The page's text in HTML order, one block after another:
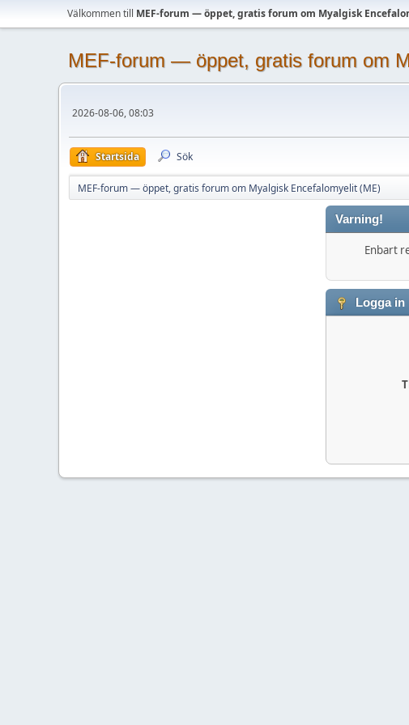
Välkommen till MEF-forum — öppet, gratis forum om Myalgisk
MEF-forum — öppet, gratis forum om
2026-08-06, 08:03
Startsida Sök
MEF-forum — öppet, gratis forum om Myalgisk Encefalomyelit (ME)
Varning!
Enbart
Logga in